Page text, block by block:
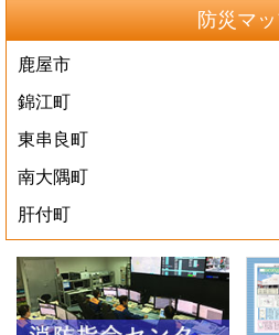
防災マ
鹿屋市
錦江町
東串良町
南大隅町
肝付町